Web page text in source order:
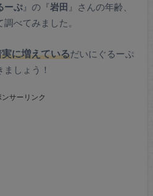
ーぷ』の『岩田 』さんの年齢、
べてみました。
に増えているだいにぐるーぷ
しょう！
ンサーリンク